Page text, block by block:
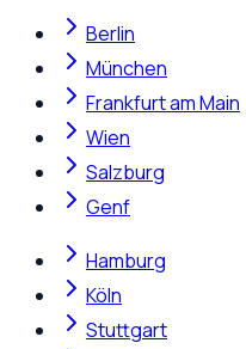
Berlin
München
Frankfurt am Main
Wien
Salzburg
Genf
Hamburg
Köln
Stuttgart